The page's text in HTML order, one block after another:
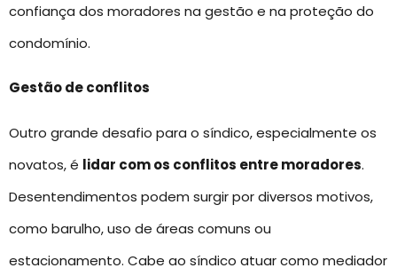
confiança dos moradores na gestão e na proteção do
condomínio.
Gestão de conflitos
Outro grande desafio para o síndico, especialmente os
novatos, é lidar com os conflitos entre moradores.
Desentendimentos podem surgir por diversos motivos,
como barulho, uso de áreas comuns ou
estacionamento. Cabe ao síndico atuar como mediador